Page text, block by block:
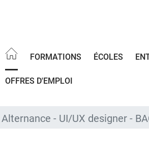
FORMATIONS ÉCOLES
OFFRES D'EMPLOI
Alternance - UI/UX designer -